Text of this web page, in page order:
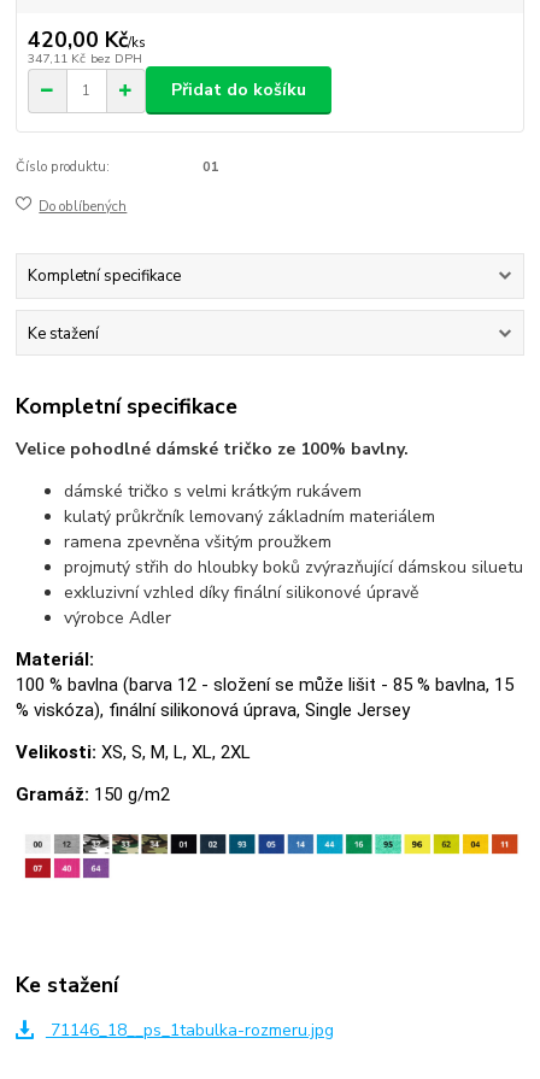
420,00 Kč/ks
347,11 Kč bez DPH
Přidat do košíku
Číslo produktu: 01
Do oblíbených
Kompletní specifikace
Ke stažení
Kompletní specifikace
Velice pohodlné dámské tričko ze 100% bavlny.
dámské tričko s velmi krátkým rukávem
kulatý průkrčník lemovaný základním materiálem
ramena zpevněna všitým proužkem
projmutý střih do hloubky boků zvýrazňující dámskou siluetu
exkluzivní vzhled díky finální silikonové úpravě
výrobce Adler
Materiál:
100 % bavlna (barva 12 - složení se může lišit - 85 % bavlna, 15
% viskóza), finální silikonová úprava, Single Jersey
Velikosti: XS, S, M, L, XL, 2XL
Gramáž: 150 g/m2
Ke stažení
71146_18__ps_1tabulka-rozmeru.jpg